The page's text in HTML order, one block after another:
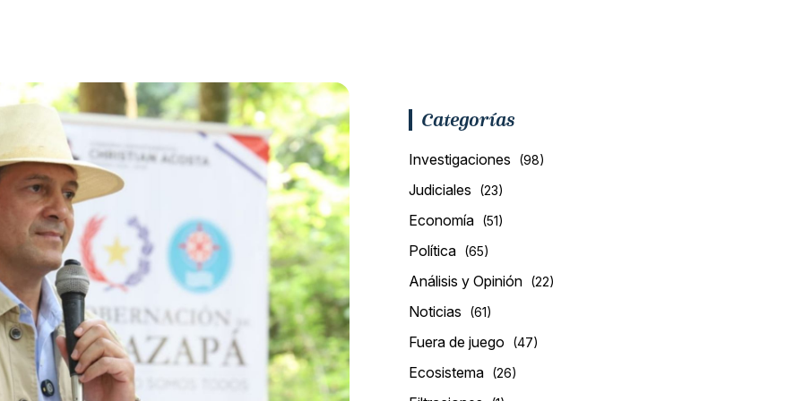
Categorías
Investigaciones (98)
Judiciales (23)
Economía (51)
Política (65)
Análisis y Opinión (22)
Noticias (61)
Fuera de juego (47)
Ecosistema (26)